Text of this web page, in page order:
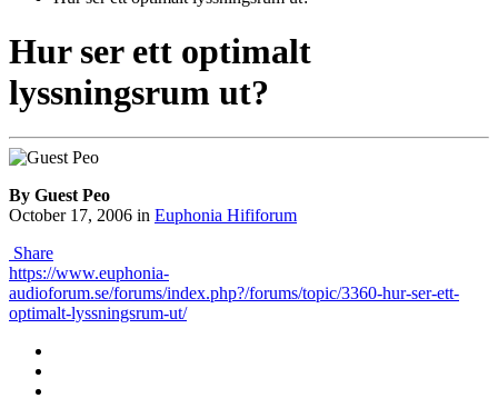
Hur ser ett optimalt
lyssningsrum ut?
By Guest Peo
October 17, 2006 in Euphonia Hififorum
Share
https://www.euphonia-
audioforum.se/forums/index.php?/forums/topic/3360-hur-ser-ett-
optimalt-lyssningsrum-ut/